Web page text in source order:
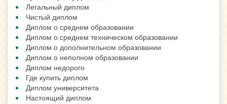
ВАЖНАЯ ИНФОРМАЦИЯ
Как заказать документ?
Наши Гарантии
Отличия типографии и Гознака
Сотрудничество с нами
Степени защиты от подделки
НОВОСТИ